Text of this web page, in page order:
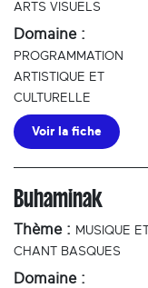
ARTS VISUELS
Domaine :
PROGRAMMATION
ARTISTIQUE ET
CULTURELLE
Voir la fiche
Buhaminak
Thème : MUSIQUE ET
CHANT BASQUES
Domaine :